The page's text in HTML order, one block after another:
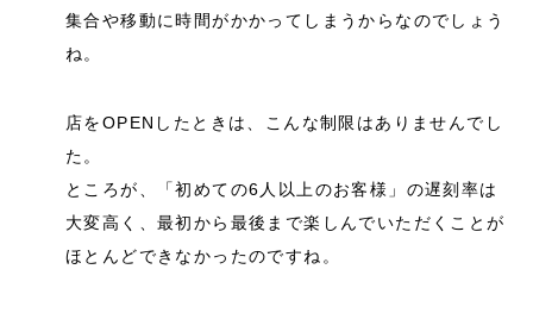
集合や移動に時間がかかってしまうからなのでしょう
ね。
店をOPENしたときは、こんな制限はありませんでし
た。
ところが、「初めての6人以上のお客様」の遅刻率は
大変高く、最初から最後まで楽しんでいただくことが
ほとんどできなかったのですね。